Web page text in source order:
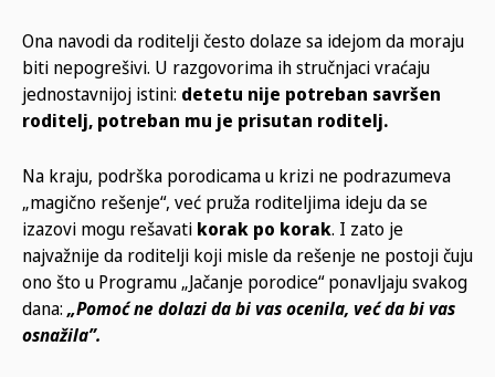
Ona navodi da roditelji često dolaze sa idejom da moraju
biti nepogrešivi. U razgovorima ih stručnjaci vraćaju
jednostavnijoj istini: detetu nije potreban savršen
roditelj, potreban mu je prisutan roditelj.
Na kraju, podrška porodicama u krizi ne podrazumeva
„magično rešenje“, već pruža roditeljima ideju da se
izazovi mogu rešavati korak po korak. I zato je
najvažnije da roditelji koji misle da rešenje ne postoji čuju
ono što u Programu „Jačanje porodice“ ponavljaju svakog
dana: „Pomoć ne dolazi da bi vas ocenila, već da bi vas
osnažila”.